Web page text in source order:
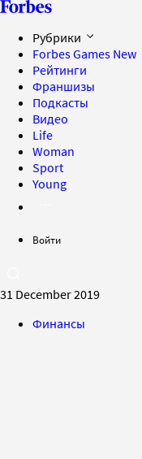
Рубрики
Forbes Games New
Рейтинги
Франшизы
Подкасты
Видео
Life
Woman
Sport
Young
Войти
31 December 2019
Финансы